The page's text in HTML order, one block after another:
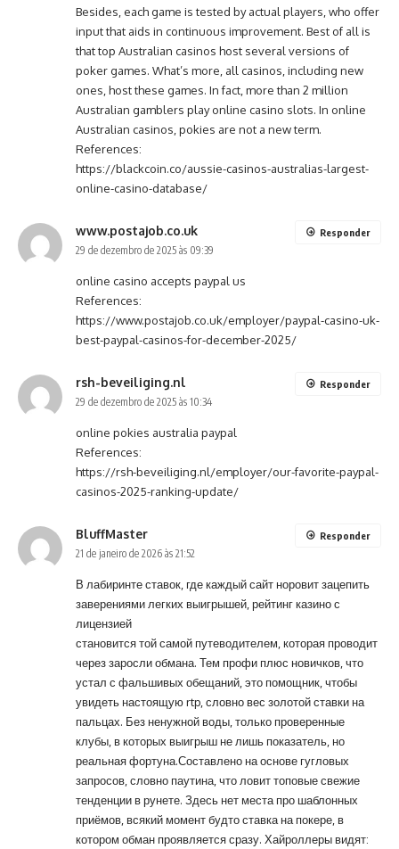
Besides, each game is tested by actual players, who offer
input that aids in continuous improvement. Best of all is
that top Australian casinos host several versions of
poker games. What’s more, all casinos, including new
ones, host these games. In fact, more than 2 million
Australian gamblers play online casino slots. In online
Australian casinos, pokies are not a new term.
References:
https://blackcoin.co/aussie-casinos-australias-largest-
online-casino-database/
www.postajob.co.uk
29 de dezembro de 2025 às 09:39
online casino accepts paypal us
References:
https://www.postajob.co.uk/employer/paypal-casino-uk-
best-paypal-casinos-for-december-2025/
Responder
rsh-beveiliging.nl
29 de dezembro de 2025 às 10:34
online pokies australia paypal
References:
https://rsh-beveiliging.nl/employer/our-favorite-paypal-
casinos-2025-ranking-update/
Responder
BluffMaster
21 de janeiro de 2026 às 21:52
В лабиринте ставок, где каждый сайт норовит зацепить
заверениями легких выигрышей, рейтинг казино с
лицензией
становится той самой путеводителем, которая проводит
через заросли обмана. Тем профи плюс новичков, что
устал с фальшивых обещаний, это помощник, чтобы
увидеть настоящую rtp, словно вес золотой ставки на
пальцах. Без ненужной воды, только проверенные
клубы, в которых выигрыш не лишь показатель, но
реальная фортуна.Составлено на основе гугловых
запросов, словно паутина, что ловит топовые свежие
тенденции в рунете. Здесь нет места про шаблонных
приёмов, всякий момент будто ставка на покере, в
котором обман проявляется сразу. Хайроллеры видят:
Responder